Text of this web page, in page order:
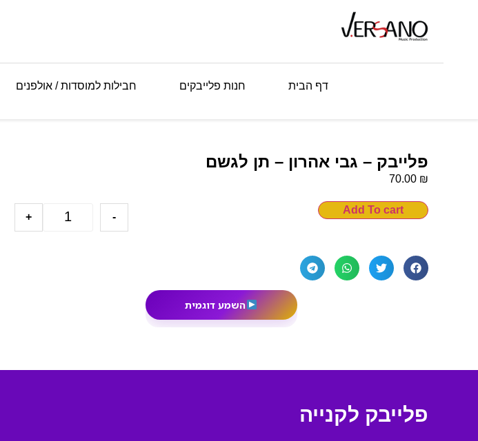
דף הבית חנות פלייבקים חבילות למוסדות / אולפנים
פלייבק – גבי אהרון – תן לגשם
70.00 ₪
-
+
Add To cart
השמע דוגמית
פלייבק לקנייה